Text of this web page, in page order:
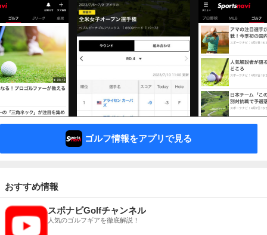
ゴルフ情報をアプリで見る
おすすめ情報
スポナビGolfチャンネル
人気のゴルフギアを徹底解説！